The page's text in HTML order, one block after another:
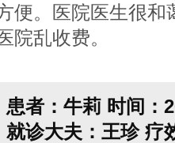
便。医院医生很和
院乱收费。
患者：牛莉 时间：
就诊大夫：王珍 疗